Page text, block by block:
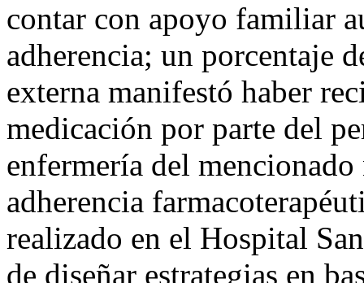
contar con apoyo familiar
adherencia; un porcentaje
externa manifestó haber
medicación por parte del
enfermería del
adherencia
realizado en el Hospital
de diseñar estrategias en